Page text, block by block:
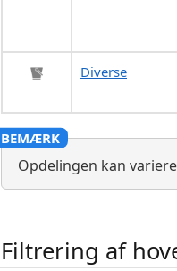
Diverse
Opdelingen kan
Filtrering af